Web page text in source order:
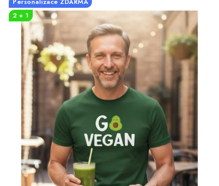
VLASTNÍ MOTIV
TRIČKA
MIKINY
OKAMŽITĚ K ODBĚRU
MÁM SRDCE POMÁHÁM
VÁNOCE
2 + 1